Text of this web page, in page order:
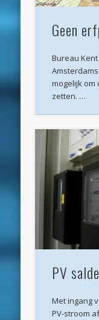
oktober 2022
december 2021
april 2021
januari 2021
december 2020
november 2020
oktober 2020
augustus 2020
mei 2020
Geen
Bureau
mogelijk om
zetten. …
PV
Met ingang
PV-stroom